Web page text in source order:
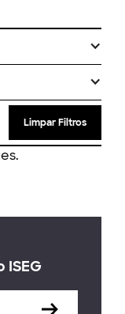
Limpar Filtros
ISEG